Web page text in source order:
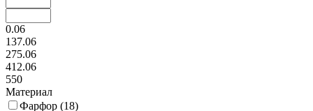
0.06
137.06
275.06
412.06
550
Материал
Фарфор (18)